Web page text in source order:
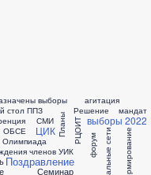
стол
членов УИК
выборы
ОБСЕ
Олимпиада
ППЗ
Планы
Поздравление
РЦОИТ
Решение
СМИ
Семинар Социальные сети
ЦИК
агитация
выборы 2022
информирование
мандат
форум